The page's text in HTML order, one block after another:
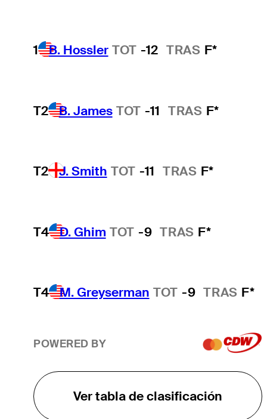
1 B. Hossler TOT -12 TRAS F*
T2 B. James TOT -11 TRAS F*
T2 J. Smith TOT -11 TRAS F*
T4 D. Ghim TOT -9 TRAS F*
T4 M. Greyserman TOT -9 TRAS F*
POWERED BY
Ver tabla de clasificación